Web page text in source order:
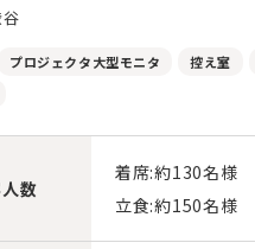
プロジェクタ大型モニタ 控え室
数
着席:約130名様
立食:約150名様